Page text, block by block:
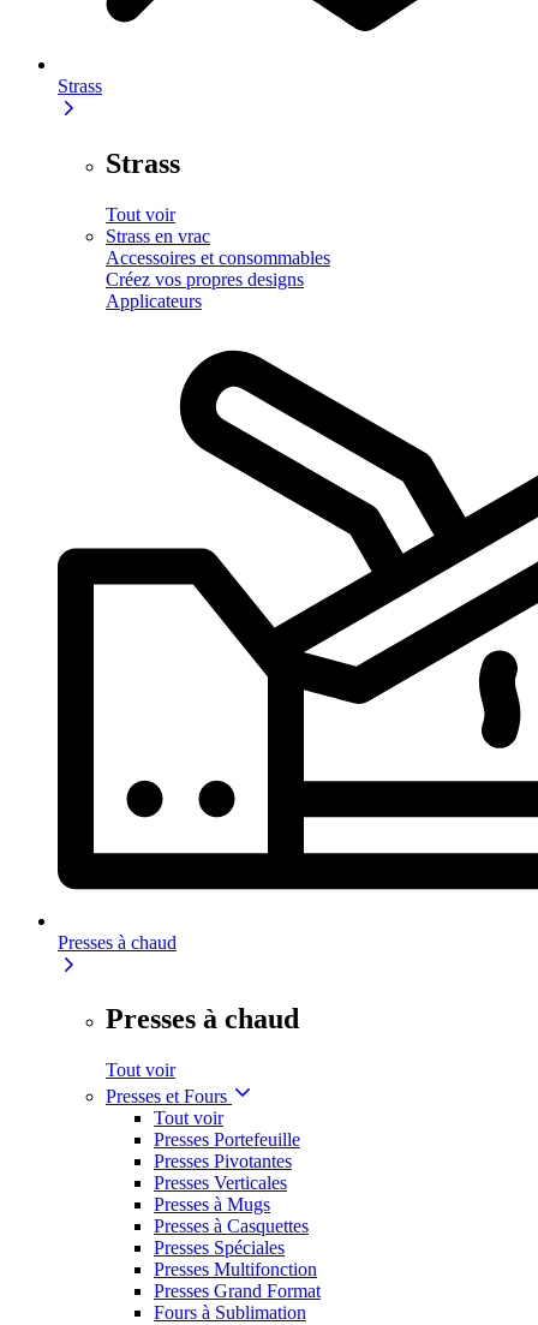
Strass
Strass
Tout voir
Strass en vrac
Accessoires et consommables
Créez vos propres designs
Applicateurs
Presses à chaud
Presses à chaud
Tout voir
Presses et Fours
Tout voir
Presses Portefeuille
Presses Pivotantes
Presses Verticales
Presses à Mugs
Presses à Casquettes
Presses Spéciales
Presses Multifonction
Presses Grand Format
Fours à Sublimation